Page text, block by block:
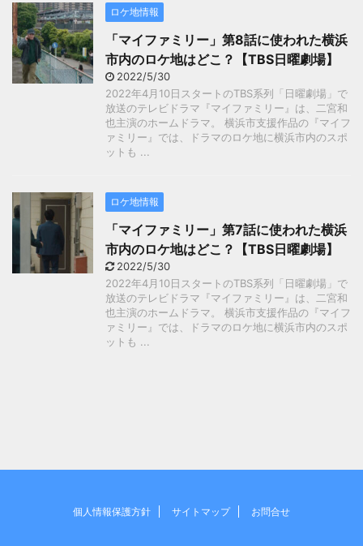
ロケ地情報
「マイファミリー」第8話に使われた横浜
市内のロケ地はどこ？【TBS日曜劇場】
2022/5/30
2022年4月10日スタートのTBS系列「日曜劇場」で
放送のテレビドラマ『マイファミリー』は、二宮和
也主演のホームドラマ。 横浜市支援作品の『マイフ
ァミリー』では、ドラマのロケ地に横浜市内のスポ
ットも ...
ロケ地情報
「マイファミリー」第7話に使われた横浜
市内のロケ地はどこ？【TBS日曜劇場】
2022/5/30
2022年4月10日スタートのTBS系列「日曜劇場」で
放送のテレビドラマ『マイファミリー』は、二宮和
也主演のホームドラマ。 横浜市支援作品の『マイフ
ァミリー』では、ドラマのロケ地に横浜市内のスポ
ットも ...
個人情報保護方針 サイトマップ お問合せ